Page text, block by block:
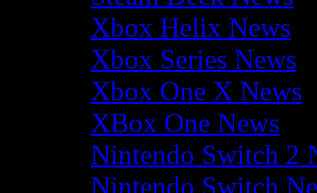
Xbox Helix News
Xbox Series News
Xbox One X News
XBox One News
Nintendo Switch 2
Nintendo Switch